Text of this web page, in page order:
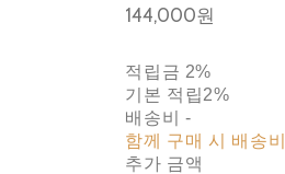
144,000원
적립금 2%
기본 적립2%
배송비 -
함께 구매 시 배송
추가 금액